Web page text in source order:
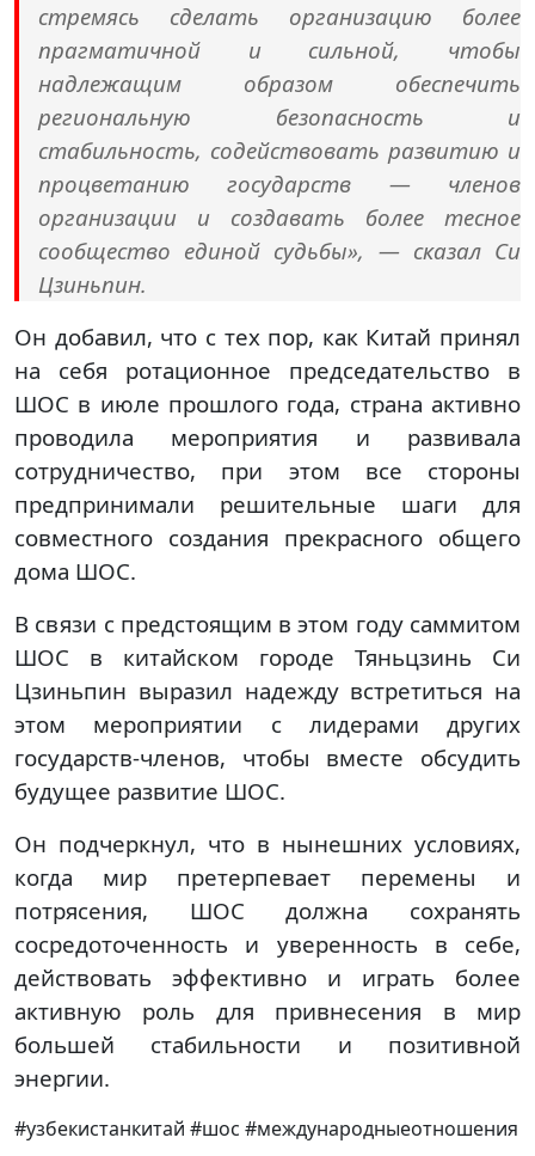
стремясь сделать организацию более
прагматичной и сильной, чтобы
надлежащим образом обеспечить
региональную безопасность и
стабильность, содействовать развитию и
процветанию государств — членов
организации и создавать более тесное
сообщество единой судьбы», — сказал Си
Цзиньпин.
Он добавил, что с тех пор, как Китай принял
на себя ротационное председательство в
ШОС в июле прошлого года, страна активно
проводила мероприятия и развивала
сотрудничество, при этом все стороны
предпринимали решительные шаги для
совместного создания прекрасного общего
дома ШОС.
В связи с предстоящим в этом году саммитом
ШОС в китайском городе Тяньцзинь Си
Цзиньпин выразил надежду встретиться на
этом мероприятии с лидерами других
государств-членов, чтобы вместе обсудить
будущее развитие ШОС.
Он подчеркнул, что в нынешних условиях,
когда мир претерпевает перемены и
потрясения, ШОС должна сохранять
сосредоточенность и уверенность в себе,
действовать эффективно и играть более
активную роль для привнесения в мир
большей стабильности и позитивной
энергии.
#узбекистанкитай #шос #международныеотношения